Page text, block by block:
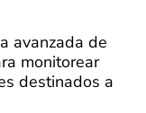
avanzada de
monitorear
destinados a